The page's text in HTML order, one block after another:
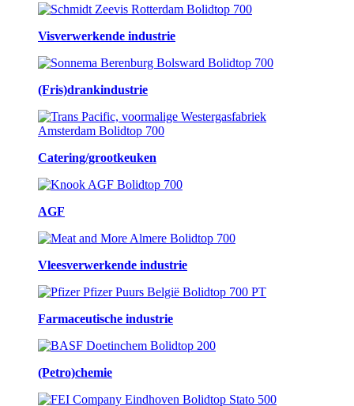
Visverwerkende industrie
(Fris)drankindustrie
Catering/grootkeuken
AGF
Vleesverwerkende industrie
Farmaceutische industrie
(Petro)chemie